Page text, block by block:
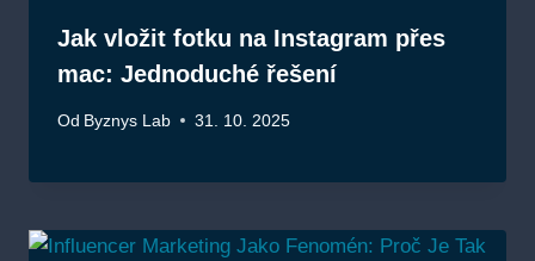
Jak vložit fotku na Instagram přes
mac: Jednoduché řešení
Od Byznys Lab 31. 10. 2025